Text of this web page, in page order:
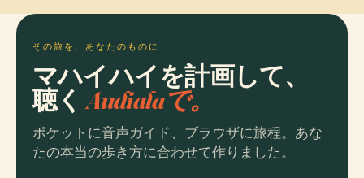
その旅を、あなたのものに
マハイハイを計画して、
聴くAudialaで。
ポケットに音声ガイド、ブラウザに旅程。あな
たの本当の歩き方に合わせて作りました。